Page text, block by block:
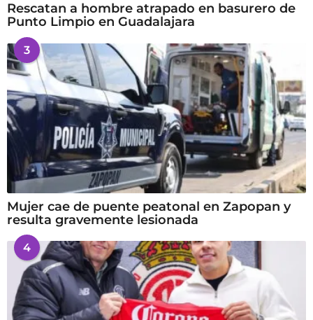
Rescatan a hombre atrapado en basurero de
Punto Limpio en Guadalajara
3
Mujer cae de puente peatonal en Zapopan y
resulta gravemente lesionada
4